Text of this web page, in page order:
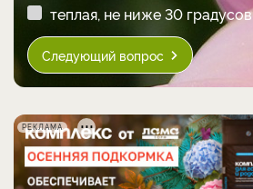
теплая, не ниже 30 градусов
Следующий вопрос
РЕКЛАМА